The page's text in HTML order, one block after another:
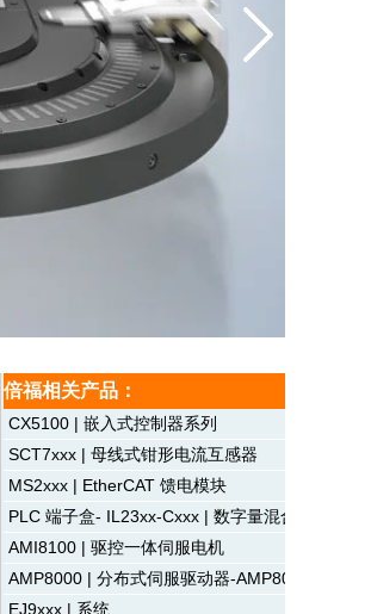
倍福相关产品：
CX5100 | 嵌入式控制器系列
SCT7xxx | 母线式钳形电流互感器
MS2xxx | EtherCAT 馈电模块
PLC 端子盒- IL23xx-Cxxx | 数字量混合型
AMI8100 | 驱控一体伺服电机
AMP8000 | 分布式伺服驱动器-AMP8054
EJ9xxx | 系统